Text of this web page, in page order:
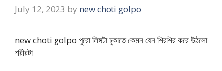
July 12, 2023 by new choti golpo
new choti golpo পুরো লিঙ্গটা ঢুকাতে কেমন যেন শিরশির করে উঠলো
শরীরটা